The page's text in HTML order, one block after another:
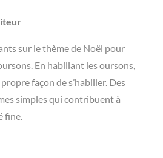
sur le thème de Noël pour
En habillant les oursons,
façon de s’habiller. Des
simples qui contribuent à
fine.